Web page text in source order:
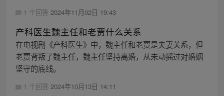
1 个回答 2024年11月02日 19:43
产科医生魏主任和老贾什么关系
在电视剧《产科医生》中，魏主任和老贾是夫妻关系，但
老贾背叛了魏主任，魏主任坚持离婚，从未动摇过对婚姻
坚守的底线。
1 个回答 2024年10月13日 14:11